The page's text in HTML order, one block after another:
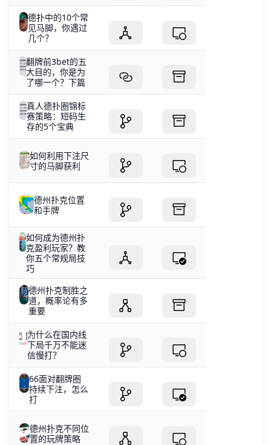
德扑中的10个常
见马脚，你遇过
几个？
翻牌前3bet的五
大目的，你是为
了哪一个？下篇
真人德扑圈锦标
赛策略：短码生
存的5个宝典
如何利用下注尺
寸的马脚获利
德州扑克位置
和手牌
如何成为德州扑
克盈利玩家？教
你五个常规局技
巧
德州扑克制胜之
道，概率论有多
重要
为什么在国内线
下局千万不能迷
信慢打？
66面对翻牌圈
持续下注，怎么
打
德州扑克不同位
置的玩牌策略